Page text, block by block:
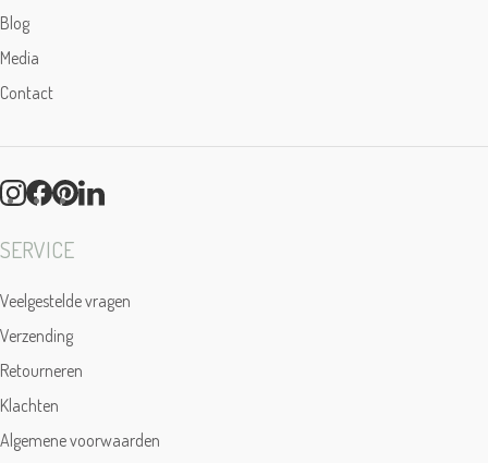
Blog
Media
Contact
SERVICE
Veelgestelde vragen
Verzending
Retourneren
Klachten
Algemene voorwaarden